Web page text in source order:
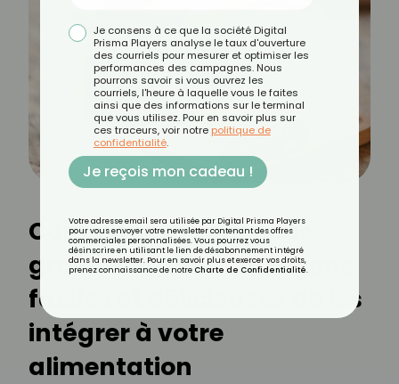
Comment manger des
graines de chia : 10 façons
faciles et délicieuses de les
intégrer à votre
alimentation
Je consens à ce que la société Digital
Prisma Players analyse le taux d'ouverture
des courriels pour mesurer et optimiser les
performances des campagnes. Nous
pourrons savoir si vous ouvrez les
courriels, l'heure à laquelle vous le faites
ainsi que des informations sur le terminal
que vous utilisez. Pour en savoir plus sur
ces traceurs, voir notre politique de
confidentialité.
Je reçois mon cadeau !
Votre adresse email sera utilisée par Digital Prisma Players
pour vous envoyer votre newsletter contenant des offres
commerciales personnalisées. Vous pourrez vous
désinscrire en utilisant le lien de désabonnement intégré
dans la newsletter. Pour en savoir plus et exercer vos droits,
prenez connaissance de notre Charte de Confidentialité.